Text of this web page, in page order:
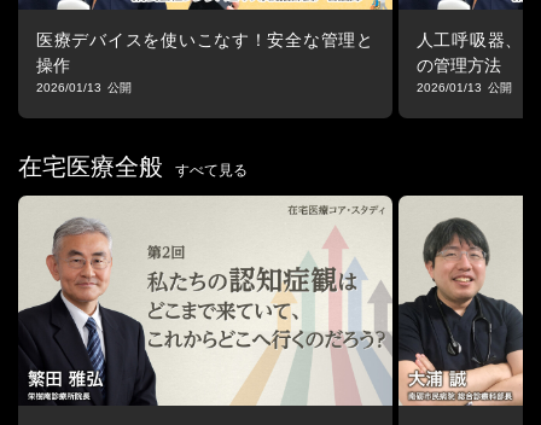
2.高齢者の皮膚の特徴を知ろう
・皮膚の役割
・皮膚の構造（成人）
・皮膚の構造（高齢者）
・高齢者の皮膚の特徴→皮膚トラブルの原因
3.高齢者に起きやすい皮膚トラブル
・ドライスキン
4.高齢者の皮膚のスキンケア方法！
・スキンケア（清潔の援助）の目的
・スキンケアの方法
・皮膚の洗浄・清潔
・皮膚の保湿
-（1）保湿とは
医療デバイスを使いこなす！安全な管理と
操作
2026/01/13
人工呼吸器、
の管理方法
2026/01/13
在宅医療全般 すべて見る